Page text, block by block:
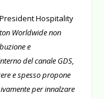
Hospitality
Worldwide non
e
del canale GDS,
e spesso propone
per innalzare